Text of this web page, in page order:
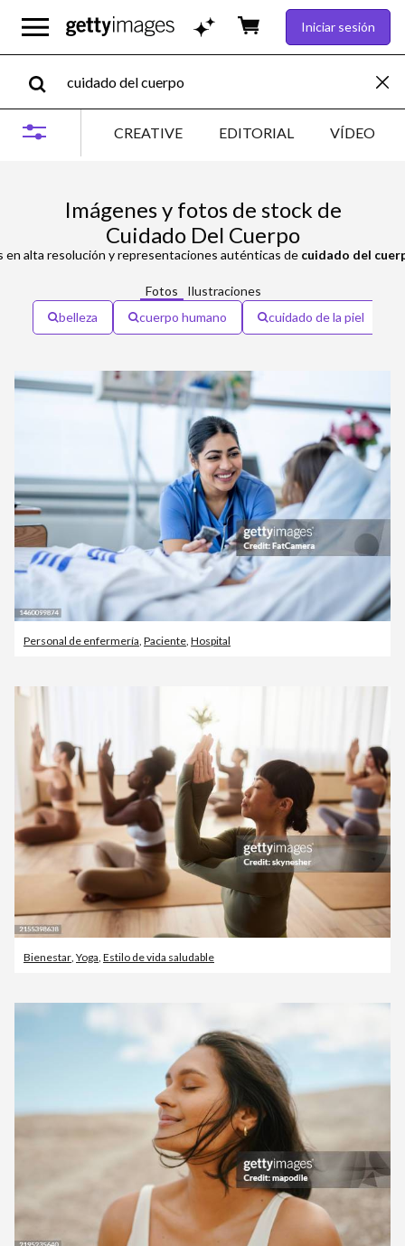
Iniciar sesión
CREATIVE EDITORIAL VÍDEO
Imágenes y fotos de stock de
Cuidado Del Cuerpo
alta resolución y representaciones auténticas de cuidado del
Fotos
Ilustraciones
belleza
cuerpo humano cuidado de la piel
Personal de enfermería, Paciente, Hospital
Bienestar Yoga Estilo de vida saludable